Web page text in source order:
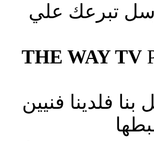
تبرعك علي
THE WAY TV
فلدينا فنيين